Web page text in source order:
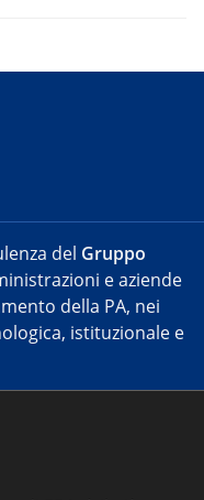
del Gruppo
e aziende
della PA, nei
istituzionale e